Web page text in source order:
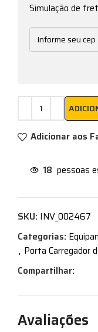
Simulação de
Adicionar aos
18 pessoas
SKU: INV_002467
Categorias:
, Porta Carregador
Compartilhar:
Avaliações